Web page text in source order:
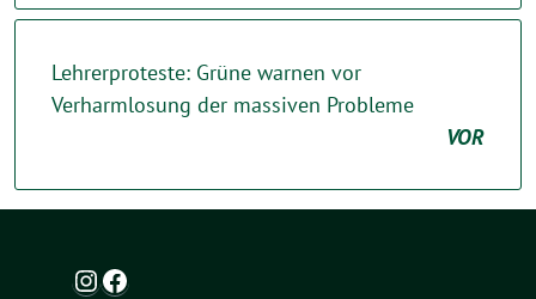
Lehrerproteste: Grüne warnen vor
Verharmlosung der massiven Probleme
VOR
Instagram
Facebook